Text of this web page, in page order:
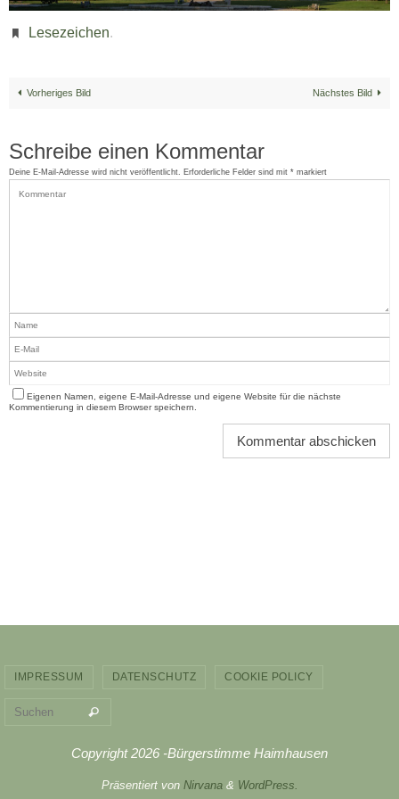
Lesezeichen.
Vorheriges Bild Nächstes Bild
Schreibe einen Kommentar
Deine E-Mail-Adresse wird nicht veröffentlicht. Erforderliche Felder sind mit * markiert
Eigenen Namen, eigene E-Mail-Adresse und eigene Website für die nächste
Kommentierung in diesem Browser speichern.
IMPRESSUM DATENSCHUTZ COOKIE POLICY
Suchen
Copyright 2026 -Bürgerstimme Haimhausen
Präsentiert von Nirvana& WordPress.